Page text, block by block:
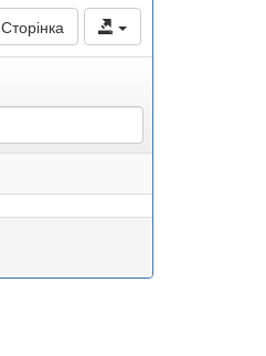
Сторінка